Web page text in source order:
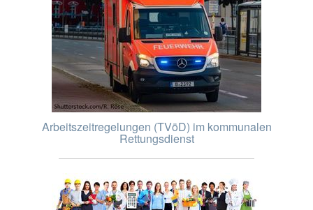
Arbeitszeitregelungen (TVöD) im kommunalen
Rettungsdienst